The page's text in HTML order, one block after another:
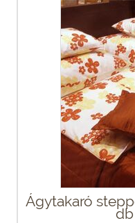
Ágytakaró